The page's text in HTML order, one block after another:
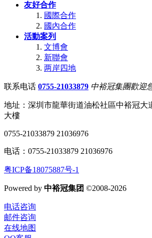
友好合作
國際合作
國內合作
活動案列
文博會
新聯會
两岸四地
联系电话 0755-21033879 中裕冠集團歡迎
地址：深圳市龍華街道油松社區中裕冠大
大樓
0755-21033879 21036976
电话：0755-21033879 21036976
粤ICP备18075887号-1
Powered by 中裕冠集团 ©2008-2026
电话咨询
邮件咨询
在线地图